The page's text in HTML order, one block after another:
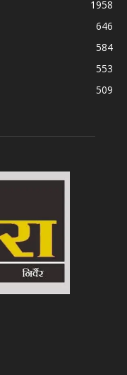
1958
646
584
553
509